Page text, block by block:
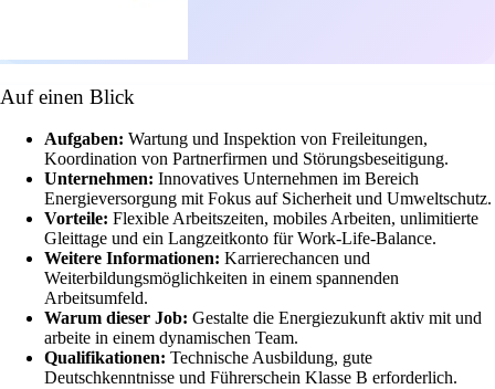
Auf einen Blick
Aufgaben: Wartung und Inspektion von Freileitungen,
Koordination von Partnerfirmen und Störungsbeseitigung.
Unternehmen: Innovatives Unternehmen im Bereich
Energieversorgung mit Fokus auf Sicherheit und Umweltschutz.
Vorteile: Flexible Arbeitszeiten, mobiles Arbeiten, unlimitierte
Gleittage und ein Langzeitkonto für Work-Life-Balance.
Weitere Informationen: Karrierechancen und
Weiterbildungsmöglichkeiten in einem spannenden
Arbeitsumfeld.
Warum dieser Job: Gestalte die Energiezukunft aktiv mit und
arbeite in einem dynamischen Team.
Qualifikationen: Technische Ausbildung, gute
Deutschkenntnisse und Führerschein Klasse B erforderlich.